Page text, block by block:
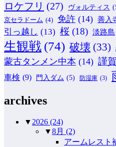
ロケフリ (27) ヴォルティス
京セラドーム (4) 免許 (14) 善入
引っ越し (13) 桜 (18) 淡路島
生観戦 (74) 破壊 (33)
蒙古タンメン中本 (14) 謹
車検 (9) 門入ダム (5) 防湿庫 (3)
archives
▼ 2026 (24)
▼8月 (2)
アームレスト